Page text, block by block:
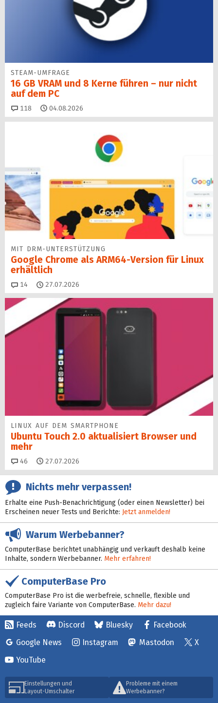
STEAM-UMFRAGE
16 GB VRAM und 8 Kerne führen – nur nicht
auf dem PC
118 Kommentare
04.08.2026
MIT DRM-UNTERSTÜTZUNG
Google Chrome als ARM64-Version für Linux
erhältlich
14 Kommentare
27.07.2026
LINUX AUF DEM SMARTPHONE
Ubuntu Touch 2.0 aktualisiert Browser und
mehr
46 Kommentare
27.07.2026
Nichts mehr verpassen!
Erhalte eine Push-Benachrichtigung (oder einen Newsletter) bei
Erscheinen neuer Tests und Berichte: Jetzt anmelden!
Warum Werbebanner?
ComputerBase berichtet unabhängig und verkauft deshalb keine
Inhalte, sondern Werbebanner. Mehr erfahren!
ComputerBase Pro
ComputerBase Pro ist die werbefreie, schnelle, flexible und
zugleich faire Variante von ComputerBase. Mehr dazu!
Feeds Discord Bluesky
Facebook
Google News
Instagram Mastodon
X
YouTube
Einstellungen und
Layout-Umschalter
Probleme mit einem
Werbebanner?